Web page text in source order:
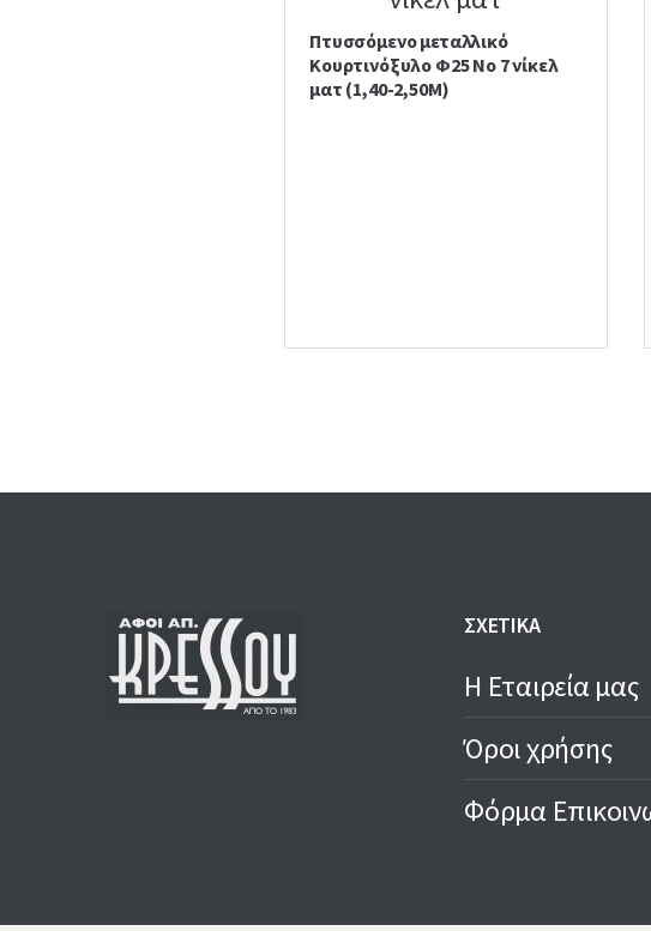
Πτυσσόμενο μεταλλικό
Κουρτινόξυλο Φ25 Νο 7 νίκελ
ματ (1,40-2,50Μ)
ΣΧΕΤΙΚΑ
Η Εταιρεία μας
Όροι χρήσης
Φόρμα